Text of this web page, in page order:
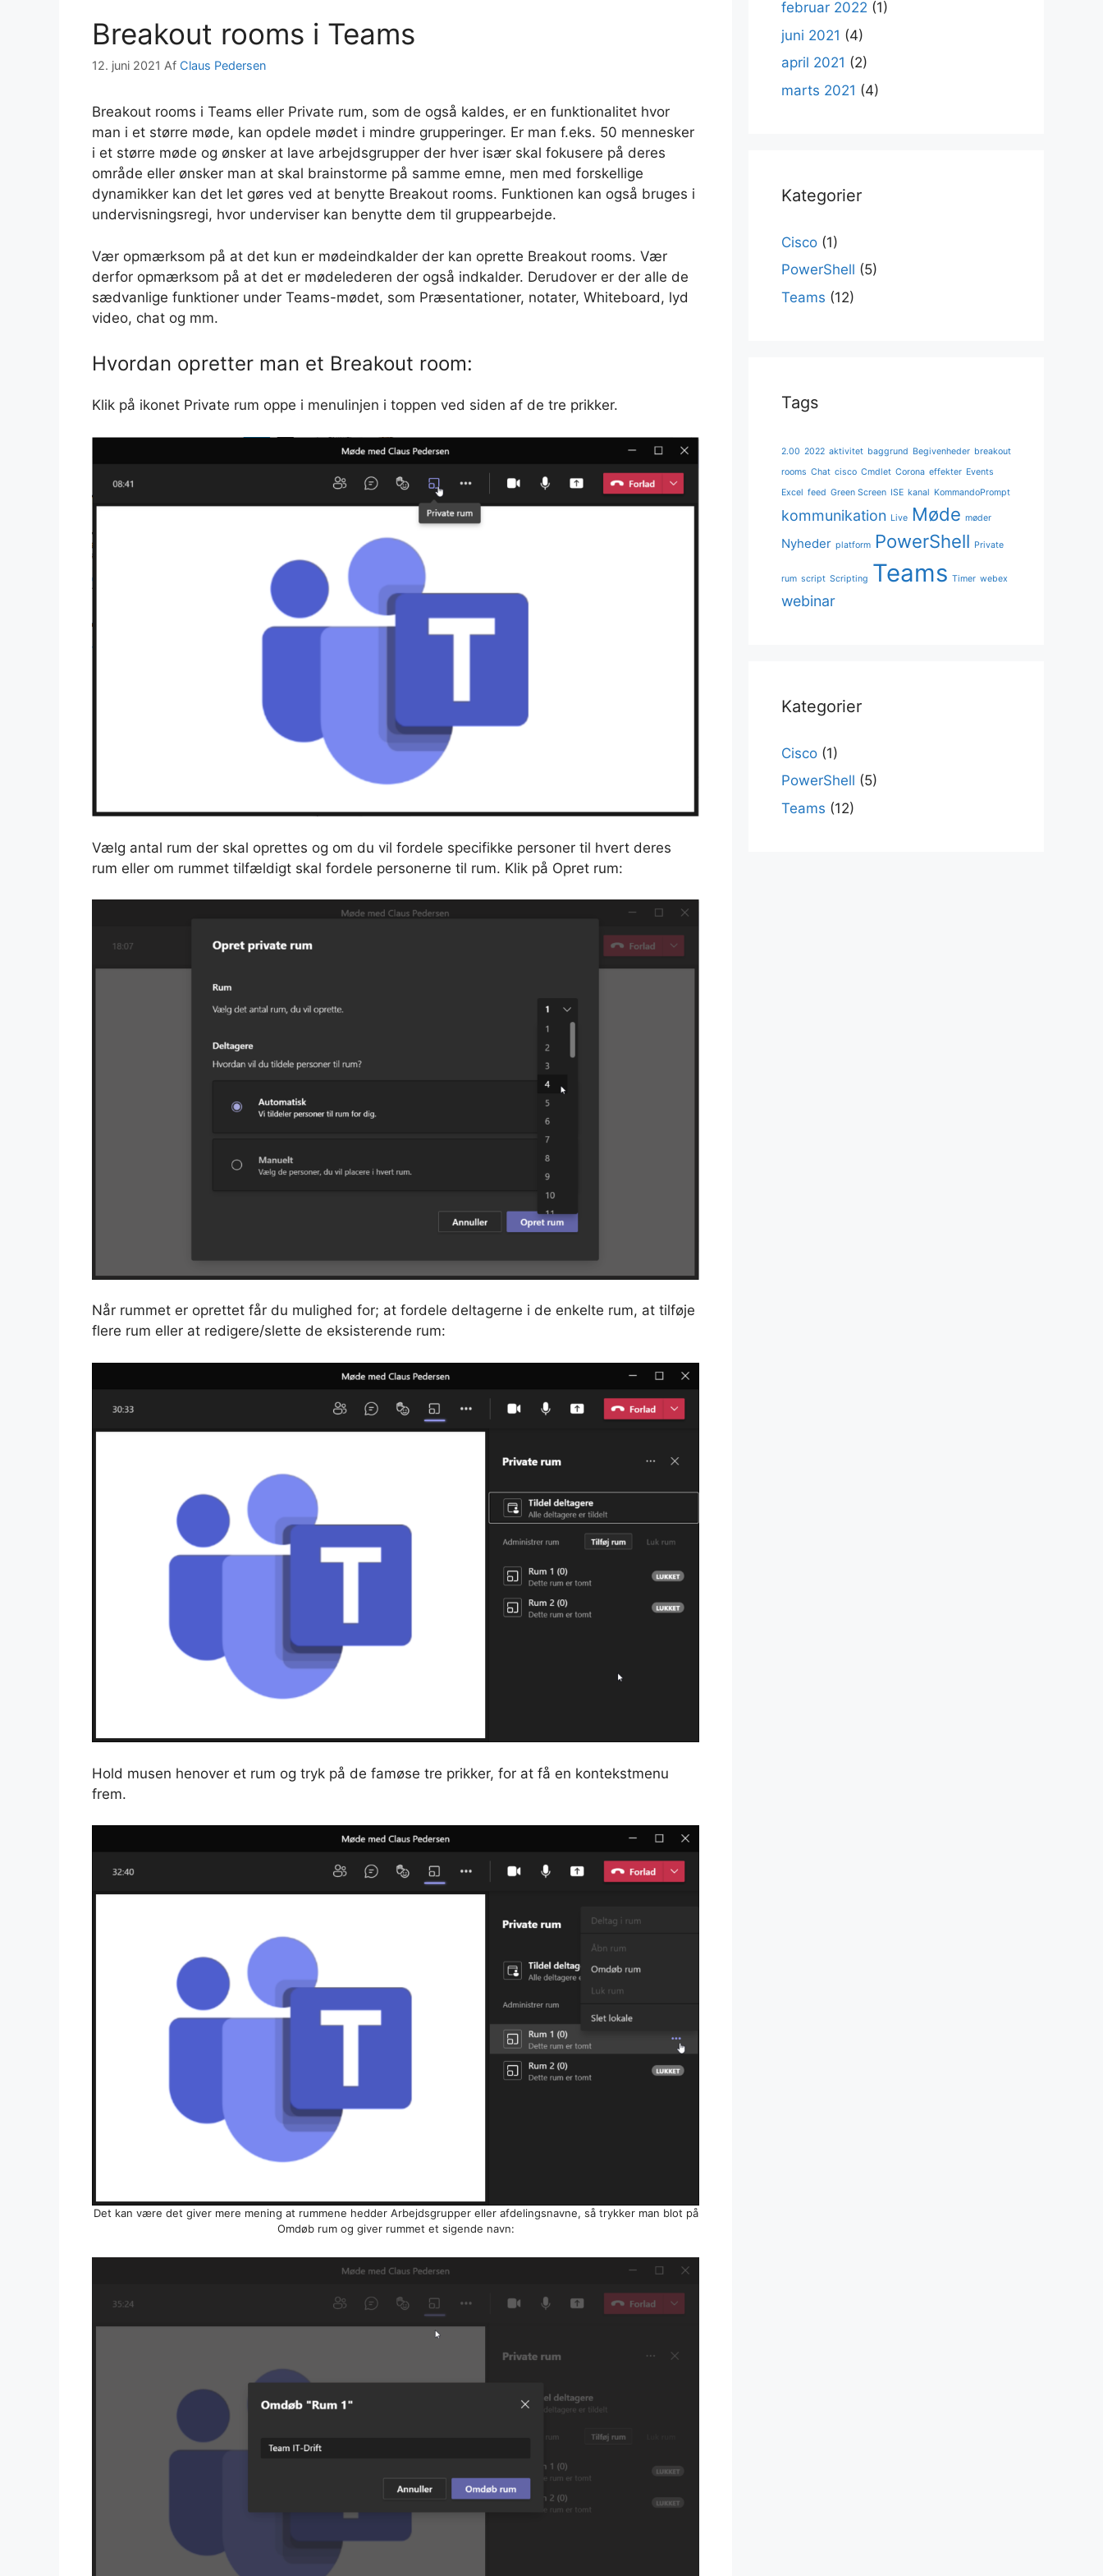
Breakout rooms i Teams
12. juni 2021 Af Claus Pedersen
Breakout rooms i Teams eller Private rum, som de også kaldes, er en funktionalitet hvor
man i et større møde, kan opdele mødet i mindre grupperinger. Er man f.eks. 50 mennesker
i et større møde og ønsker at lave arbejdsgrupper der hver især skal fokusere på deres
område eller ønsker man at skal brainstorme på samme emne, men med forskellige
dynamikker kan det let gøres ved at benytte Breakout rooms. Funktionen kan også bruges i
undervisningsregi, hvor underviser kan benytte dem til gruppearbejde.
Vær opmærksom på at det kun er mødeindkalder der kan oprette Breakout rooms. Vær
derfor opmærksom på at det er mødelederen der også indkalder. Derudover er der alle de
sædvanlige funktioner under Teams-mødet, som Præsentationer, notater, Whiteboard, lyd
video, chat og mm.
Hvordan opretter man et Breakout room:
Klik på ikonet Private rum oppe i menulinjen i toppen ved siden af de tre prikker.
Vælg antal rum der skal oprettes og om du vil fordele specifikke personer til hvert deres
rum eller om rummet tilfældigt skal fordele personerne til rum. Klik på Opret rum:
Når rummet er oprettet får du mulighed for; at fordele deltagerne i de enkelte rum, at tilføje
flere rum eller at redigere/slette de eksisterende rum:
Hold musen henover et rum og tryk på de famøse tre prikker, for at få en kontekstmenu
frem.
Det kan være det giver mere mening at rummene hedder Arbejdsgrupper eller afdelingsnavne, så trykker man blot på
Omdøb rum og giver rummet et sigende navn:
februar 2022 (1)
juni 2021 (4)
april 2021 (2)
marts 2021 (4)
Kategorier
Cisco (1)
PowerShell (5)
Teams (12)
Tags
2.00 2022 aktivitet baggrund Begivenheder breakout
rooms Chat cisco Cmdlet Corona effekter Events
Excel feed Green Screen ISE kanal KommandoPrompt
kommunikation Live Møde møder
Nyheder platform PowerShell Private
rum script Scripting Teams Timer webex
webinar
Kategorier
Cisco (1)
PowerShell (5)
Teams (12)